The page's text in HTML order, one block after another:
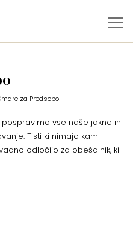
za Predsobo
vse naše jakne in
Tisti ki nimajo kam
odločijo za obešalnik, ki